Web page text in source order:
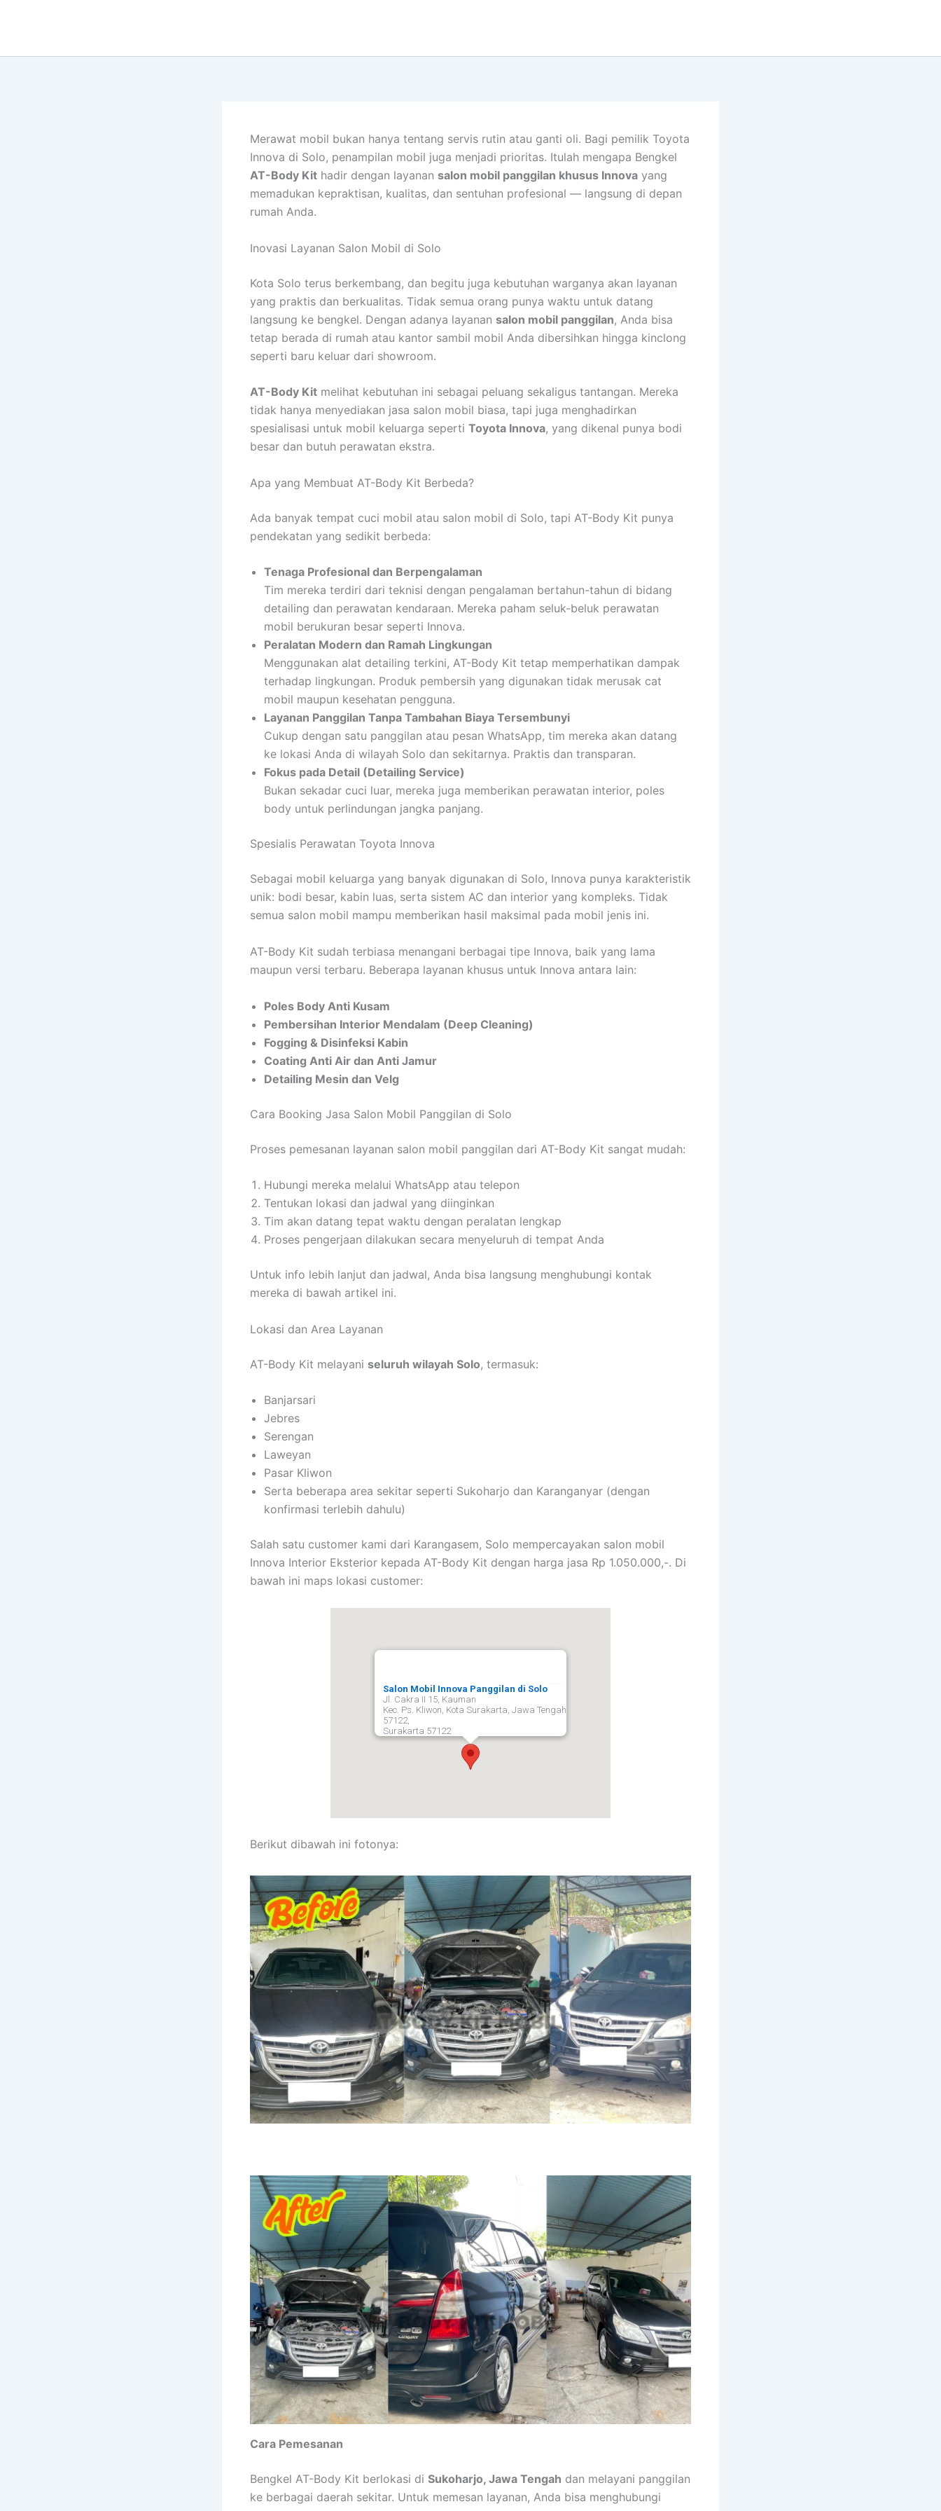
Merawat mobil bukan hanya tentang servis rutin atau ganti oli. Bagi pemilik Toyota
Innova di Solo, penampilan mobil juga menjadi prioritas. Itulah mengapa Bengkel
AT-Body Kit hadir dengan layanan salon mobil panggilan khusus Innova yang
memadukan kepraktisan, kualitas, dan sentuhan profesional — langsung di depan
rumah Anda.
Inovasi Layanan Salon Mobil di Solo
Kota Solo terus berkembang, dan begitu juga kebutuhan warganya akan layanan
yang praktis dan berkualitas. Tidak semua orang punya waktu untuk datang
langsung ke bengkel. Dengan adanya layanan salon mobil panggilan, Anda bisa
tetap berada di rumah atau kantor sambil mobil Anda dibersihkan hingga kinclong
seperti baru keluar dari showroom.
AT-Body Kit melihat kebutuhan ini sebagai peluang sekaligus tantangan. Mereka
tidak hanya menyediakan jasa salon mobil biasa, tapi juga menghadirkan
spesialisasi untuk mobil keluarga seperti Toyota Innova, yang dikenal punya bodi
besar dan butuh perawatan ekstra.
Apa yang Membuat AT-Body Kit Berbeda?
Ada banyak tempat cuci mobil atau salon mobil di Solo, tapi AT-Body Kit punya
pendekatan yang sedikit berbeda:
Tenaga Profesional dan Berpengalaman
Tim mereka terdiri dari teknisi dengan pengalaman bertahun-tahun di bidang
detailing dan perawatan kendaraan. Mereka paham seluk-beluk perawatan
mobil berukuran besar seperti Innova.
Peralatan Modern dan Ramah Lingkungan
Menggunakan alat detailing terkini, AT-Body Kit tetap memperhatikan dampak
terhadap lingkungan. Produk pembersih yang digunakan tidak merusak cat
mobil maupun kesehatan pengguna.
Layanan Panggilan Tanpa Tambahan Biaya Tersembunyi
Cukup dengan satu panggilan atau pesan WhatsApp, tim mereka akan datang
ke lokasi Anda di wilayah Solo dan sekitarnya. Praktis dan transparan.
Fokus pada Detail (Detailing Service)
Bukan sekadar cuci luar, mereka juga memberikan perawatan interior, poles
body untuk perlindungan jangka panjang.
Spesialis Perawatan Toyota Innova
Sebagai mobil keluarga yang banyak digunakan di Solo, Innova punya karakteristik
unik: bodi besar, kabin luas, serta sistem AC dan interior yang kompleks. Tidak
semua salon mobil mampu memberikan hasil maksimal pada mobil jenis ini.
AT-Body Kit sudah terbiasa menangani berbagai tipe Innova, baik yang lama
maupun versi terbaru. Beberapa layanan khusus untuk Innova antara lain:
Poles Body Anti Kusam
Pembersihan Interior Mendalam (Deep Cleaning)
Fogging & Disinfeksi Kabin
Coating Anti Air dan Anti Jamur
Detailing Mesin dan Velg
Cara Booking Jasa Salon Mobil Panggilan di Solo
Proses pemesanan layanan salon mobil panggilan dari AT-Body Kit sangat mudah:
Hubungi mereka melalui WhatsApp atau telepon
Tentukan lokasi dan jadwal yang diinginkan
Tim akan datang tepat waktu dengan peralatan lengkap
Proses pengerjaan dilakukan secara menyeluruh di tempat Anda
Untuk info lebih lanjut dan jadwal, Anda bisa langsung menghubungi kontak
mereka di bawah artikel ini.
Lokasi dan Area Layanan
AT-Body Kit melayani seluruh wilayah Solo, termasuk:
Banjarsari
Jebres
Serengan
Laweyan
Pasar Kliwon
Serta beberapa area sekitar seperti Sukoharjo dan Karanganyar (dengan
konfirmasi terlebih dahulu)
Salah satu customer kami dari Karangasem, Solo mempercayakan salon mobil
Innova Interior Eksterior kepada AT-Body Kit dengan harga jasa Rp 1.050.000,-. Di
bawah ini maps lokasi customer:
Salon Mobil Innova Panggilan di Solo
Jl. Cakra II 15, Kauman
Kec. Ps. Kliwon, Kota Surakarta, Jawa Tengah
57122,
Surakarta 57122
Berikut dibawah ini fotonya:
Cara Pemesanan
Bengkel AT-Body Kit berlokasi di Sukoharjo, Jawa Tengah dan melayani panggilan
ke berbagai daerah sekitar. Untuk memesan layanan, Anda bisa menghubungi